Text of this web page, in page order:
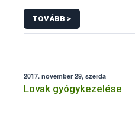
TOVÁBB >
2017. november 29, szerda
Lovak gyógykezelése